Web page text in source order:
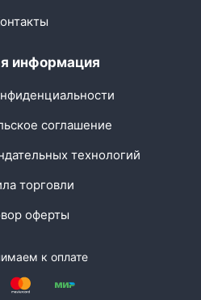
информация
соглашение
технологий
торговли
оферты
к оплате